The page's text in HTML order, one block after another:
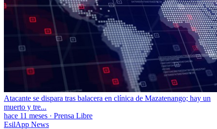
Atacante se dispara tras balacera en clínica de Mazatenango; hay un
muerto y tre...
hace 11 meses · Prensa Libre
EsilApp News